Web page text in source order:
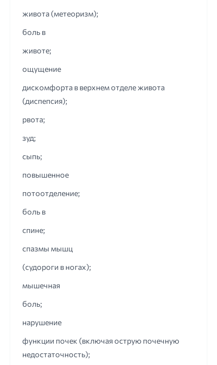
живота (метеоризм);
боль в
животе;
ощущение
дискомфорта в верхнем отделе живота
(диспепсия);
рвота;
зуд;
сыпь;
повышенное
потоотделение;
боль в
спине;
спазмы мышц
(судороги в ногах);
мышечная
боль;
нарушение
функции почек (включая острую почечную
недостаточность);